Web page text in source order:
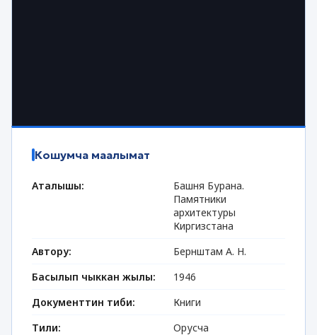
Кошумча маалымат
Аталышы:
Башня Бурана.
Памятники
архитектуры
Киргизстана
Автору:
Бернштам А. Н.
Басылып чыккан жылы:
1946
Документтин тиби:
Книги
Тили:
Орусча